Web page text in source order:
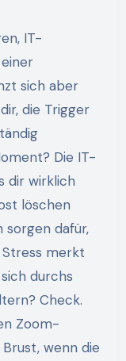
IT-
sich aber
die Trigger
Die IT-
dir wirklich
löschen
sorgen dafür,
merkt
durchs
Check.
Zoom-
wenn die